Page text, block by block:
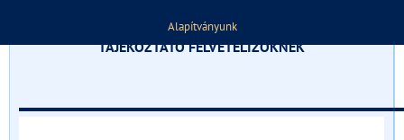
Alapítványunk
TÁJÉKOZTATÓ FELVÉTELIZŐKNEK